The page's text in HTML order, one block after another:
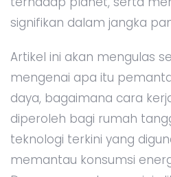
signifikan dalam jangka
Artikel ini akan mengulas
mengenai apa itu
daya, bagaimana cara
diperoleh bagi rumah
teknologi terkini yang
memantau konsumsi